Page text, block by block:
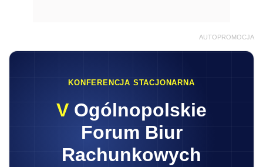
AUTOPROMOCJA
KONFERENCJA STACJONARNA
V Ogólnopolskie
Forum Biur
Rachunkowych